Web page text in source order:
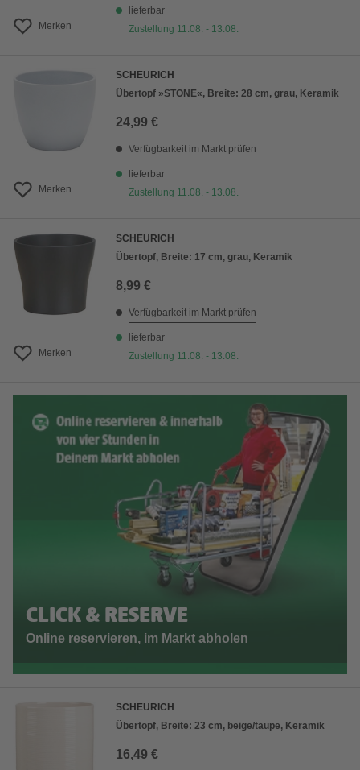
Merken
lieferbar
Zustellung 11.08. - 13.08.
Merken
SCHEURICH
Übertopf »STONE«, Breite: 28 cm, grau, Keramik
24,99 €
Verfügbarkeit im Markt prüfen
lieferbar
Zustellung 11.08. - 13.08.
Merken
SCHEURICH
Übertopf, Breite: 17 cm, grau, Keramik
8,99 €
Verfügbarkeit im Markt prüfen
lieferbar
Zustellung 11.08. - 13.08.
CLICK & RESERVE
Online reservieren, im Markt abholen
SCHEURICH
Übertopf, Breite: 23 cm, beige/taupe, Keramik
16,49 €